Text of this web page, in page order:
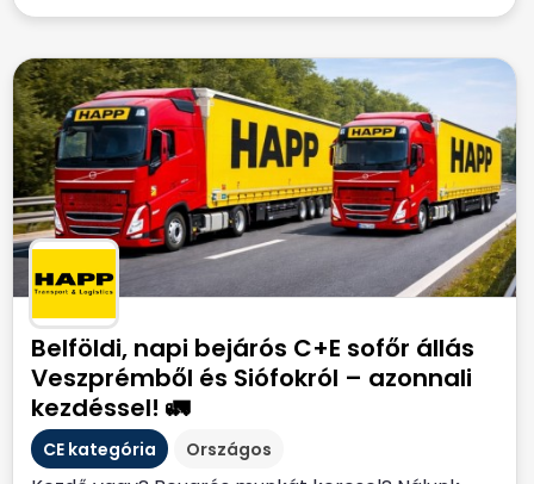
Belföldi, napi bejárós C+E sofőr állás
Veszprémből és Siófokról – azonnali
kezdéssel! 🚛
CE kategória Országos